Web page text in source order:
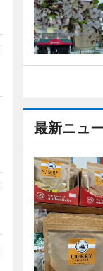
最新ニュ